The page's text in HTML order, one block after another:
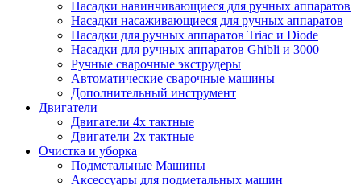
Насадки навинчивающиеся для ручных аппаратов
Насадки насаживающиеся для ручных аппаратов
Насадки для ручных аппаратов Triac и Diode
Насадки для ручных аппаратов Ghibli и 3000
Ручные сварочные экструдеры
Автоматические сварочные машины
Дополнительный инструмент
Двигатели
Двигатели 4х тактные
Двигатели 2х тактные
Очистка и уборка
Подметальные Машины
Аксессуары для подметальных машин